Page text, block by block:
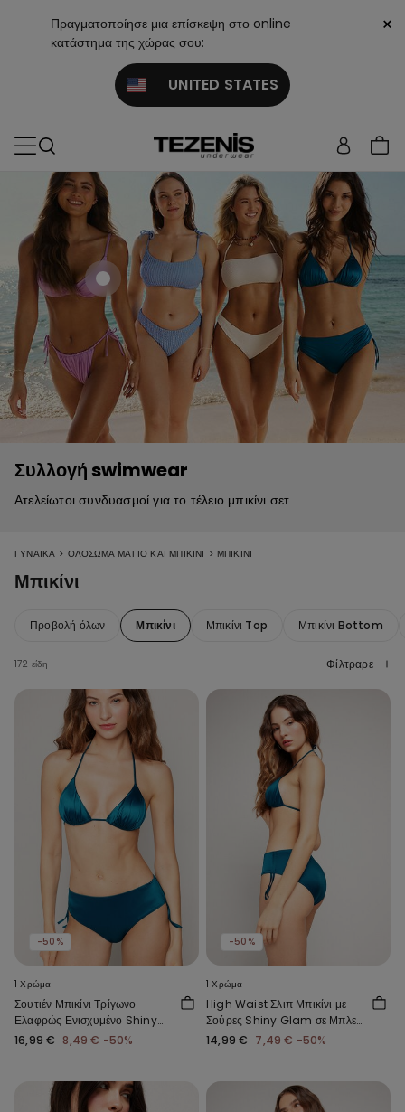
Πραγματοποίησε μια επίσκεψη στο online
κατάστημα της χώρας σου:
UNITED STATES
×
Συλλογή swimwear
Ατελείωτοι συνδυασμοί για το τέλειο μπικίνι σετ
ΓΥΝΑΙΚΑ > ΟΛΌΣΩΜΑ ΜΑΓΙΌ ΚΑΙ ΜΠΙΚΊΝΙ > ΜΠΙΚΊΝΙ
Μπικίνι
Προβολή όλων Μπικίνι Μπικίνι Top Μπικίνι Bottom
172 είδη Φίλτραρε
-50%
1 Χρώμα
Σουτιέν Μπικίνι Τρίγωνο
Ελαφρώς Ενισχυμένο Shiny
Glam σε Μπλε Χρώμα
16,99 € 8,49 € -50%
-50%
1 Χρώμα
High Waist Σλιπ Μπικίνι με
Σούρες Shiny Glam σε Μπλε
Χρώμα
14,99 € 7,49 € -50%